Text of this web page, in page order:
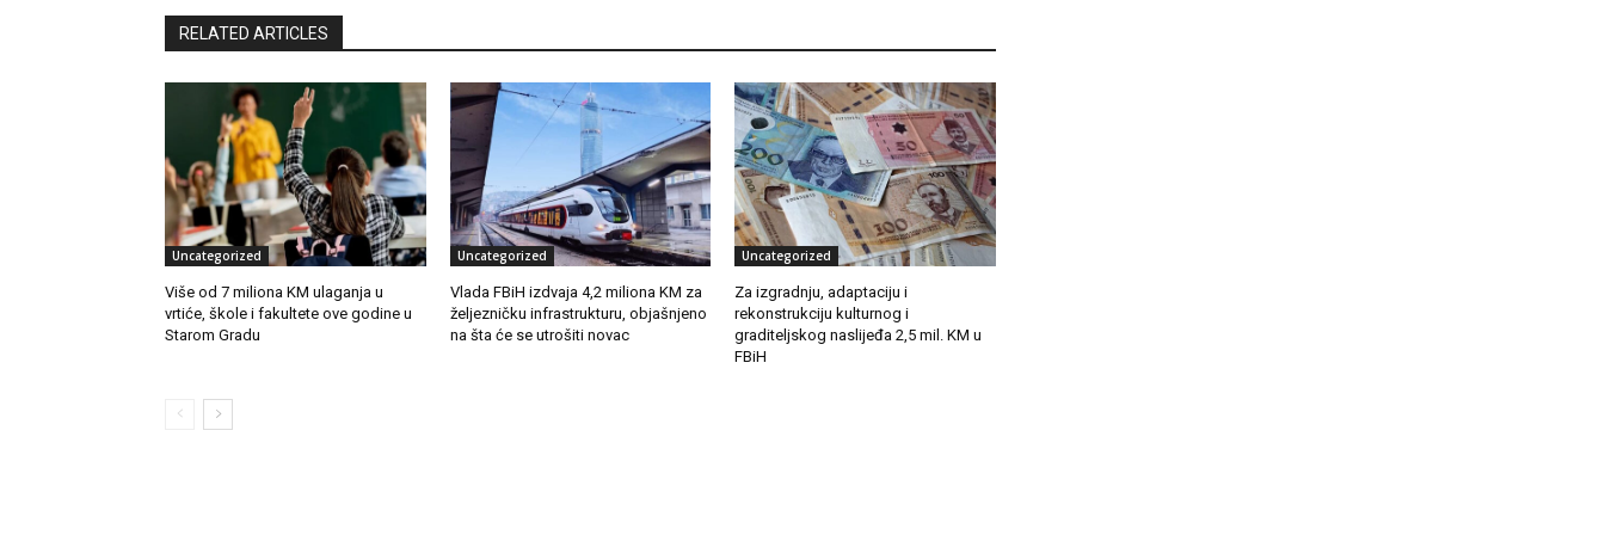
RELATED ARTICLES
Uncategorized
Više od 7 miliona KM ulaganja u
vrtiće, škole i fakultete ove godine u
Starom Gradu
Uncategorized
Vlada FBiH izdvaja 4,2 miliona KM za
željezničku infrastrukturu, objašnjeno
na šta će se utrošiti novac
Uncategorized
Za izgradnju, adaptaciju i
rekonstrukciju kulturnog i
graditeljskog naslijeđa 2,5 mil. KM u
FBiH